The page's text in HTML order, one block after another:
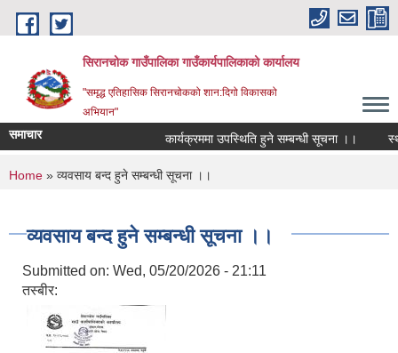
Skip to main content
सिरानचोक गाउँपालिका गाउँकार्यपालिकाको कार्यालय
"समृद्ध एतिहासिक सिरानचोकको शान:दिगो विकासको
अभियान"
समाचार कार्यक्रममा उपस्थिति हुने सम्बन्धी सूचना ।।
You are here
Home » व्यवसाय बन्द हुने सम्बन्धी सूचना ।।
व्यवसाय बन्द हुने सम्बन्धी सूचना ।।
Submitted on: Wed, 05/20/2026 - 21:11
तस्बीर: